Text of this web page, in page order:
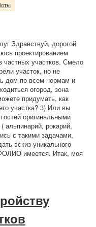
Здравствуй, дорогой
проектированием
участков. Смело
участок, но не
дом по всем нормам и
огород, зона
придумать, как
участка? 3) Или вы
оригинальными
альпинарий, рокарий,
с такими задачами,
эскиз уникального
имеется. Итак, моя